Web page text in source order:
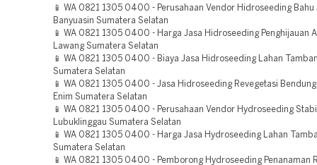
📱 WA 0821 1305 0400 - Perusahaan Vendor Hidroseeding Bahu
Banyuasin Sumatera Selatan
📱 WA 0821 1305 0400 - Harga Jasa Hidroseeding Penghijauan
Lawang Sumatera Selatan
📱 WA 0821 1305 0400 - Biaya Jasa Hidroseeding Lahan
Sumatera Selatan
📱 WA 0821 1305 0400 - Jasa Hidroseeding Revegetasi
Enim Sumatera Selatan
📱 WA 0821 1305 0400 - Perusahaan Vendor Hydroseeding
Lubuklinggau Sumatera Selatan
📱 WA 0821 1305 0400 - Harga Jasa Hydroseeding Lahan
Sumatera Selatan
📱 WA 0821 1305 0400 - Pemborong Hydroseeding Penanaman